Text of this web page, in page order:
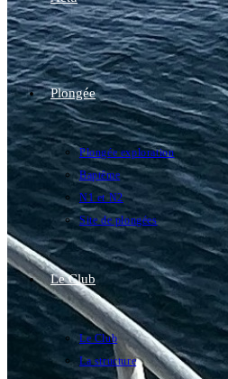
Plongée
Plongée exploration
Baptême
N1 et N2
Site de plongées
Le Club
Le Club
La structure